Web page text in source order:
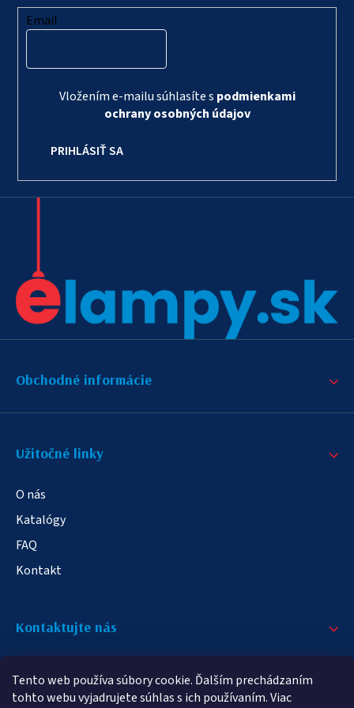
Tento web používa súbory cookie. Ďalším prechádzaním
tohto webu vyjadrujete súhlas s ich používaním. Viac
Email
Vložením e-mailu súhlasíte s podmienkami
ochrany osobných údajov
PRIHLÁSIŤ SA
Obchodné informácie
Užitočné linky
O nás
Katalógy
FAQ
Kontakt
Kontaktujte nás
info@elampa.sk